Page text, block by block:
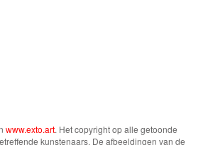
www.exto.art. Het copyright op alle getoonde
kunstenaars. De afbeeldingen van de